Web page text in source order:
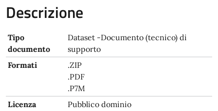
Descrizione
Tipo
documento
Dataset -Documento (tecnico) di
supporto
Formati
.ZIP
.PDF
.P7M
Licenza
Pubblico dominio